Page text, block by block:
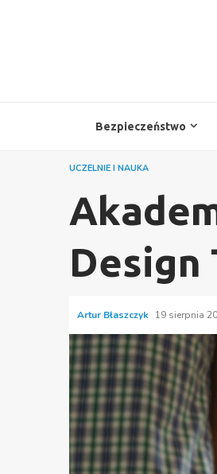
Bezpieczeństwo
UCZELNIE I NAUKA
Design
Artur Błaszczyk 19 sierpnia